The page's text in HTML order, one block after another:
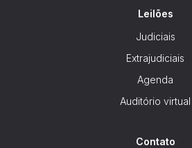
Leilões
Judiciais
Extrajudiciais
Agenda
Auditório virtual
Contato